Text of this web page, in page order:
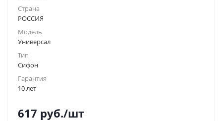
Страна
РОССИЯ
Модель
Универсал
Тип
Сифон
Гарантия
10 лет
617 руб./шт